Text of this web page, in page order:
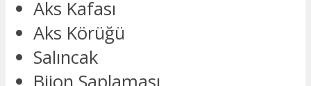
Aks Kafası
Aks Körüğü
Salıncak